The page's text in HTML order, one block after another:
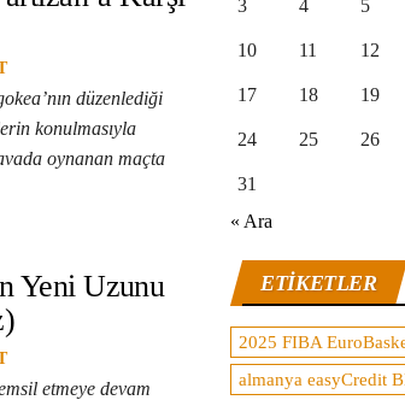
düzenlediği
konulmasıyla
oynanan maçta
Yeni Uzunu
etmeye devam
3 4 5
10 11 12
17 18 19
24 25 26
31
« Ara
ETIKETLER
2025 FIBA
almanya easyCredit